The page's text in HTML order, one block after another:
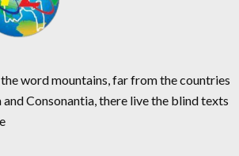
word mountains, far from the countries
and Consonantia, there live the blind texts